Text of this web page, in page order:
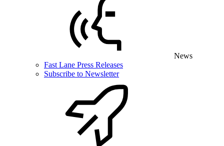
News
Fast Lane Press Releases
Subscribe to Newsletter